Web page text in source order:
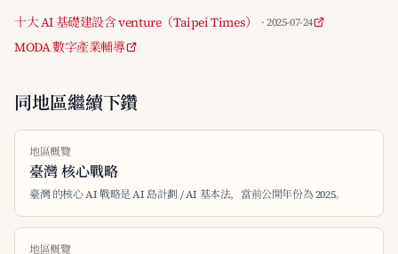
十大 AI 基礎建設含 venture（Taipei Times） · 2025-07-24
MODA 數字產業輔導
同地區繼續下鑽
地區概覽
臺灣 核心戰略
臺灣 的核心 AI 戰略是 AI 島計劃 / AI 基本法，當前公開年份為 2025。
地區概覽